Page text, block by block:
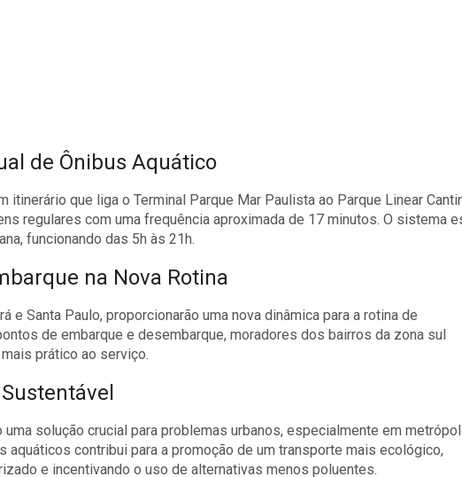
de Ônibus Aquático
itinerário que liga o Terminal Parque Mar Paulista ao Parque Linear
regulares com uma frequência aproximada de 17 minutos. O sistema
funcionando das 5h às 21h.
na Nova Rotina
e Santa Paulo, proporcionarão uma nova dinâmica para a rotina de
de embarque e desembarque, moradores dos bairros da zona sul
prático ao serviço.
solução crucial para problemas urbanos, especialmente em
aquáticos contribui para a promoção de um transporte mais ecológico,
e incentivando o uso de alternativas menos poluentes.